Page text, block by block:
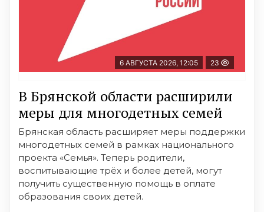
6 АВГУСТА 2026, 12:05 23
В Брянской области расширили
меры для многодетных семей
Брянская область расширяет меры поддержки
многодетных семей в рамках национального
проекта «Семья». Теперь родители,
воспитывающие трёх и более детей, могут
получить существенную помощь в оплате
образования своих детей.